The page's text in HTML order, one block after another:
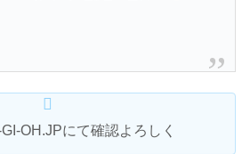
OH.JPにて確認よろしく